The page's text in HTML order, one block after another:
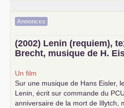
Annonces
(2002) Lenin (requiem),
Brecht, musique de H.
Un film
Sur une musique de Hans Eisler,
Lenin, écrit sur commande du
anniversaire de la mort de Illytch,